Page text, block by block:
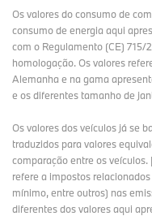
Os valores do consumo de
consumo de energia aqui
com o Regulamento (CE)
homologação. Os valores
Alemanha e na gama
e os diferentes tamanho de
Os valores dos veículos já se
traduzidos para valores
comparação entre os
refere a impostos
mínimo, entre outros) nas
diferentes dos valores aqui